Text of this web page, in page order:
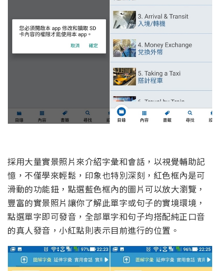
採用大量實景照片來介紹字彙和會話，以視覺輔助記
憶，不僅學來輕鬆，印象也特別深刻，紅色框內是可
滑動的功能鈕，點選藍色框內的圖片可以放大瀏覽，
豐富的實景照片讓你了解此單字或句子的實境環境，
點選單字即可發音，全部單字和句子均搭配純正口音
的真人發音，小紅點則表示目前進行的位置。